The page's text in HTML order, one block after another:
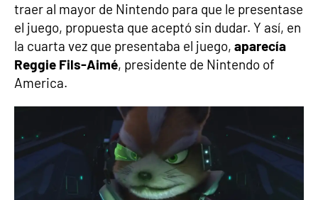
traer al mayor de Nintendo para que le presentase
el juego, propuesta que aceptó sin dudar. Y así, en
la cuarta vez que presentaba el juego, aparecía
Reggie Fils-Aimé, presidente de Nintendo of
America.